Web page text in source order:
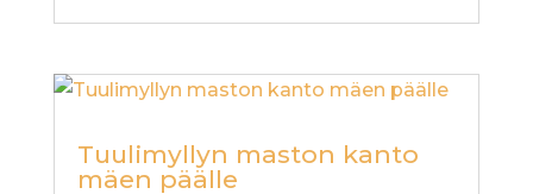
Tuulimyllyn maston kanto
mäen päälle